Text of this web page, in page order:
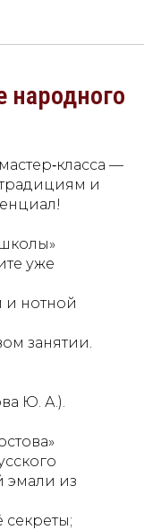
народного
—
и
уже
и нотной
занятии.
Ю. А.).
эмали из